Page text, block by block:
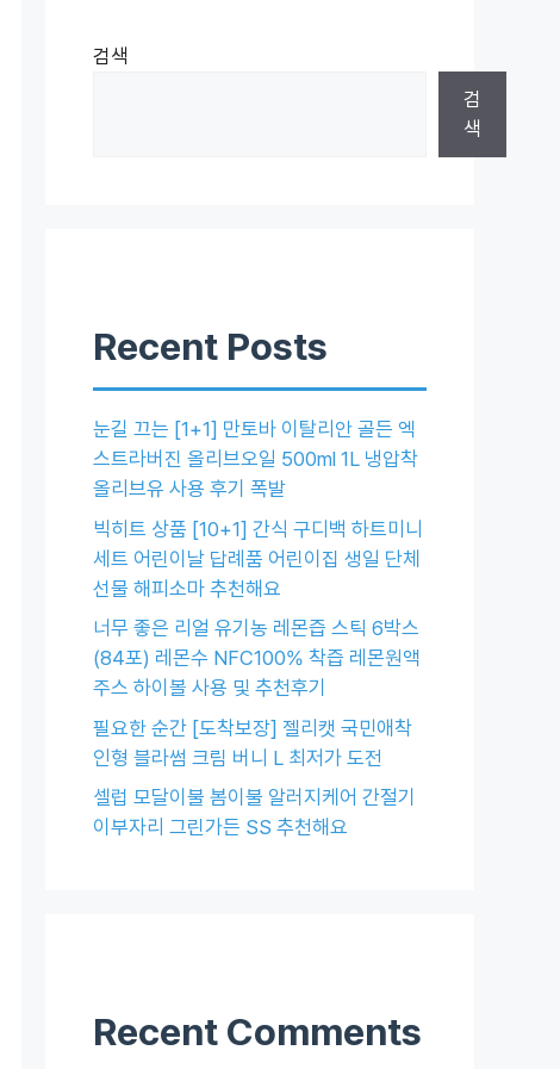
검색
검
색
Recent Posts
눈길 끄는 [1+1] 만토바 이탈리안 골든 엑
스트라버진 올리브오일 500ml 1L 냉압착
올리브유 사용 후기 폭발
빅히트 상품 [10+1] 간식 구디백 하트미니
세트 어린이날 답례품 어린이집 생일 단체
선물 해피소마 추천해요
너무 좋은 리얼 유기농 레몬즙 스틱 6박스
(84포) 레몬수 NFC100% 착즙 레몬원액
주스 하이볼 사용 및 추천후기
필요한 순간 [도착보장] 젤리캣 국민애착
인형 블라썸 크림 버니 L 최저가 도전
셀럽 모달이불 봄이불 알러지케어 간절기
이부자리 그린가든 SS 추천해요
Recent Comments